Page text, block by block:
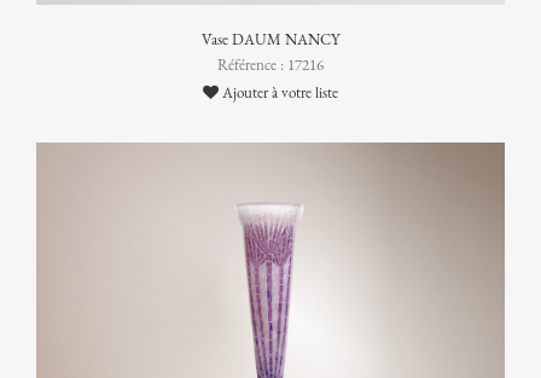
Vase DAUM NANCY
Référence : 17216
Ajouter à votre liste